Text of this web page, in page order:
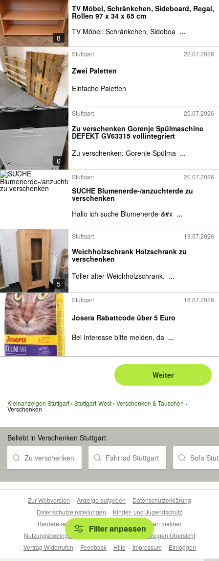
8
TV Möbel, Schränkchen, Sideboard, Regal,
Rollen 97 x 34 x 65 cm
TV Möbel, Schränkchen, Sideboa ...
Stuttgart 22.07.2026
Zwei Paletten
Einfache Paletten
6
Stuttgart 20.07.2026
Zu verschenken Gorenje Spülmaschine
DEFEKT GV63315 vollintegriert
Zu verschenken: Gorenje Spülma ...
Stuttgart 20.07.2026
SUCHE Blumenerde-/anzuchterde zu
verschenken
Hallo ich suche Blumenerde-&#x ...
5
Stuttgart 19.07.2026
Weichholzschrank Holzschrank zu
verschenken
Toller alter Weichholzschrank. ...
Stuttgart 16.07.2026
Josera Rabattcode über 5 Euro
Bei Interesse bitte melden, da ...
Weiter
Kleinanzeigen Stuttgart Stuttgart-West Verschenken & Tauschen
Verschenken
Beliebt in Verschenken Stuttgart
Zu verschenken Fahrrad Stuttgart Sofa
Filter anpassen
Zur Webversion Anzeige aufgeben
Datenschutzerklärung
Datenschutzeinstellungen
Kinder- und Jugendschutz
Barrierefreiheitserklärung
Sicherheitslücken melden
Nutzungsbedingungen
Beliebte Suchen
Anzeigen Übersicht
Vertrag Widerrufen
Feedback Hilfe Impressum Einloggen